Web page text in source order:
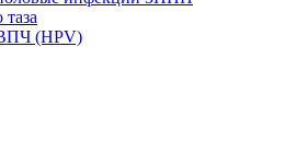
(HPV)